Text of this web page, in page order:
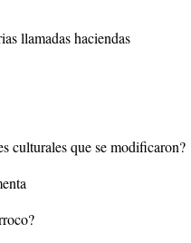
llamadas haciendas
culturales que se modificaron?